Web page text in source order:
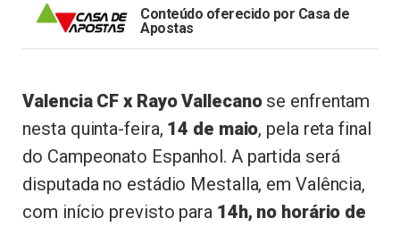
Conteúdo oferecido por Casa de
Apostas
Valencia CF x Rayo Vallecanose enfrentam
nesta quinta-feira, 14 de maio, pela reta final
do Campeonato Espanhol. A partida será
disputada no estádio Mestalla, em Valência,
com início previsto para 14h, no horário de